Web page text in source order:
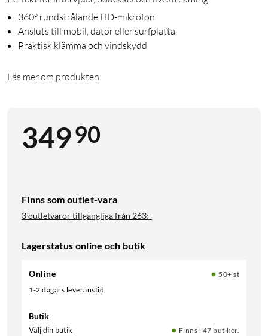
360° rundstrålande HD-mikrofon
Ansluts till mobil, dator eller surfplatta
Praktisk klämma och vindskydd
Läs mer om produkten
34990
Finns som outlet-vara
3 outletvaror tillgängliga från 263:-
Lagerstatus online och butik
Online
50+ st
1-2 dagars leveranstid
Butik
Välj din butik Finns i 47 butiker.